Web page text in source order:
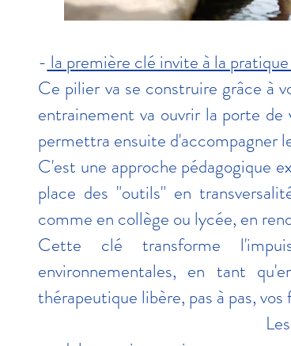
- la première clé invite à la
Ce pilier va se construire grâce à
entrainement va ouvrir la porte
permettra ensuite d'accompagner
C'est une approche pédagogique
place des "outils" en
comme en collège ou lycée, en
Cette clé transforme
environnementales, en tant
thérapeutique libère, pas à pas,